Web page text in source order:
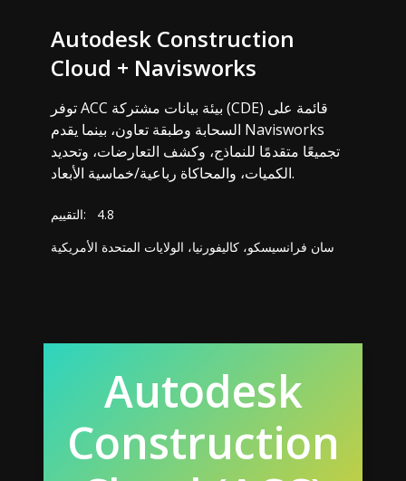
Autodesk Construction
Cloud + Navisworks
توفر ACC بيئة بيانات مشتركة (CDE) قائمة على
السحابة وطبقة تعاون، بينما يقدم Navisworks
تجميعًا متقدمًا للنماذج، وكشف التعارضات، وتحديد
الكميات، والمحاكاة رباعية/خماسية الأبعاد.
التقييم:
4.8
سان فرانسيسكو، كاليفورنيا، الولايات المتحدة الأمريكية
Autodesk
Construction